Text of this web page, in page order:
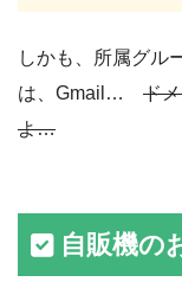
しかも、所属グル
は、Gmail… ド
よ…
自販機の